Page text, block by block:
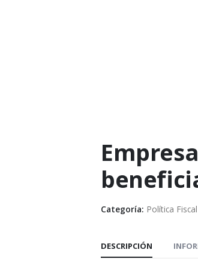
Categoría: Política
DESCRIPCIÓN